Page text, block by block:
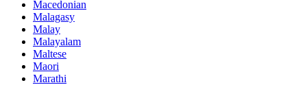
Macedonian
Malagasy
Malay
Malayalam
Maltese
Maori
Marathi